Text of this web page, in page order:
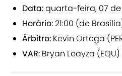
Data:quarta-feira, 07
Horário:21:00 (de
Árbitro: Kevin Ortega
VAR: Bryan Loayza (EQU)